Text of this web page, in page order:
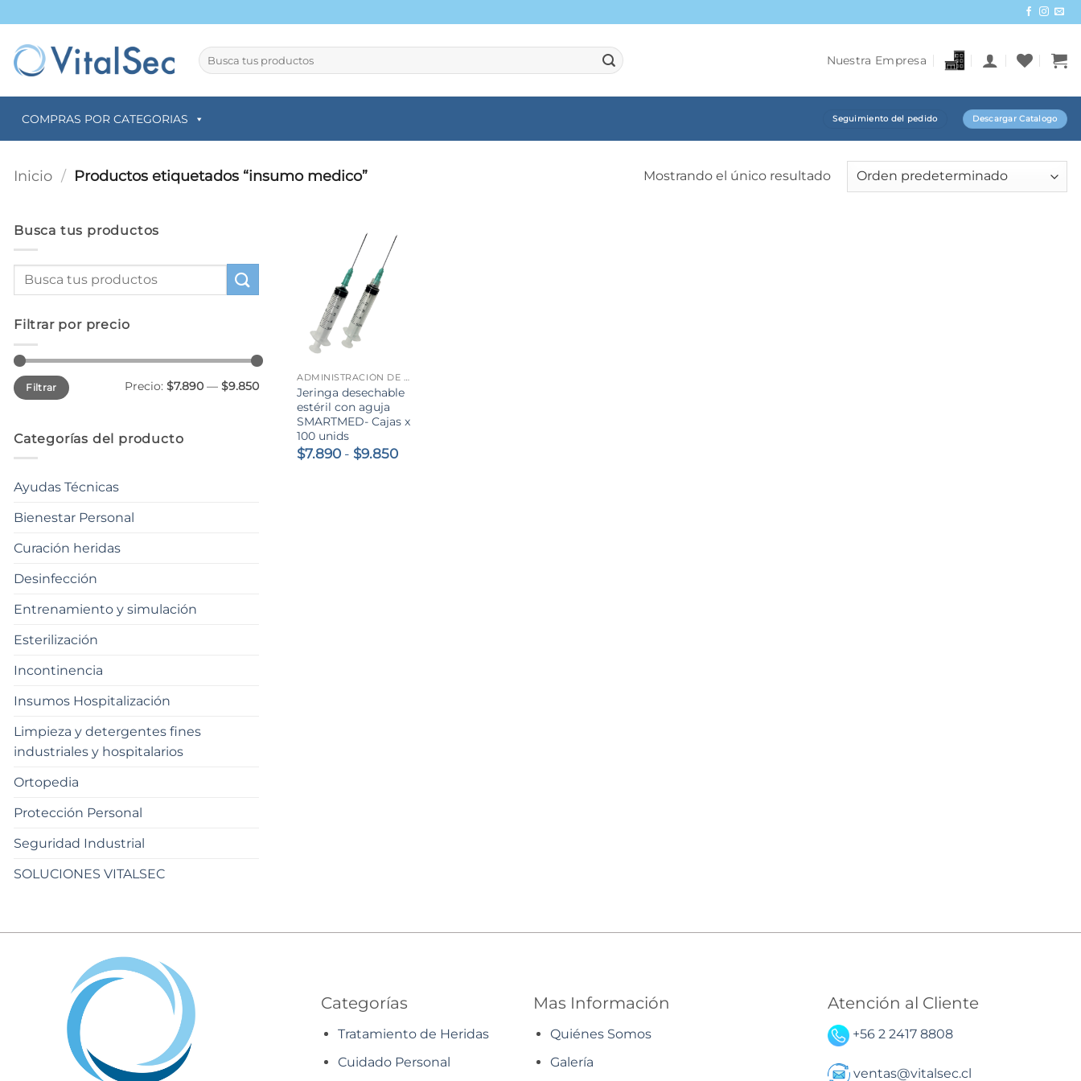
al
contenido
Buscar
por:
Nuestra Empresa
COMPRAS POR CATEGORIAS Seguimiento del pedido Descargar Catalogo
Inicio / Productos etiquetados “insumo medico” Mostrando el único resultado
Busca tus productos
Filtrar por precio
Precio
mínimo
Precio
máximo
Filtrar Precio: $7.890 — $9.850
Categorías del producto
Ayudas Técnicas
Bienestar Personal
Curación heridas
Desinfección
Entrenamiento y simulación
Esterilización
Incontinencia
Insumos Hospitalización
Limpieza y detergentes fines
industriales y hospitalarios
Ortopedia
Protección Personal
Seguridad Industrial
SOLUCIONES VITALSEC
ADMINISTRACIÓN DE SOLUCIONES
Jeringa desechable
estéril con aguja
SMARTMED- Cajas x
100 unids
$7.890 - $9.850Rango
Categorías
Tratamiento de Heridas
Cuidado Personal
Mas Información
Quiénes Somos
Galería
Atención al Cliente
+56 2 2417 8808
ventas@vitalsec.cl